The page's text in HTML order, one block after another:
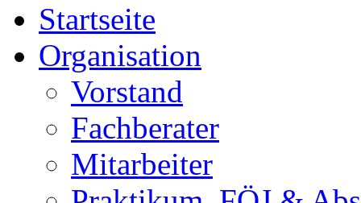
Startseite
Organisation
Vorstand
Fachberater
Mitarbeiter